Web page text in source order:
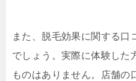
また、脱毛効果に関する口
でしょう。実際に体験した
ものはありません。店舗の